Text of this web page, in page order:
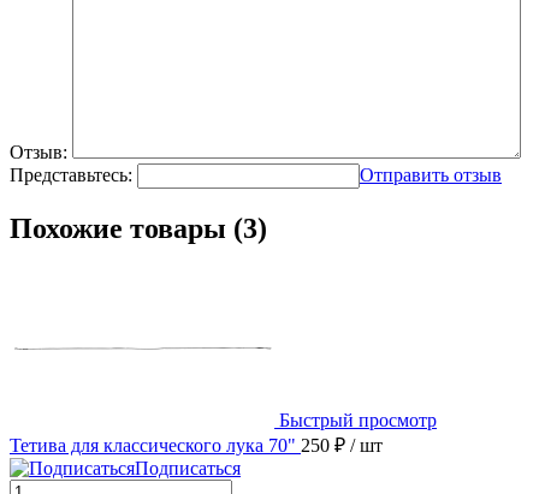
Отзыв:
Представьтесь:
Отправить отзыв
Похожие товары (3)
Быстрый просмотр
Тетива для классического лука 70" 250 ₽ / шт
Подписаться